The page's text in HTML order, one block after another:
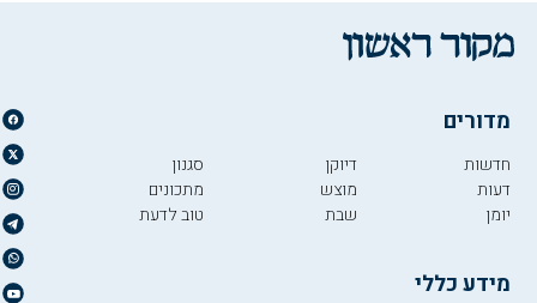
מדורים
חדשות
דעות
יומן
דיוקן
מוצש
שבת
סגנון
מתכונים
טוב לדעת
מידע כללי